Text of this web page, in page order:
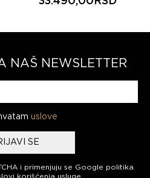
NAŠ NEWSLETTER
uslove
SE
i primenjuju se Google politika
korišćenja usluge